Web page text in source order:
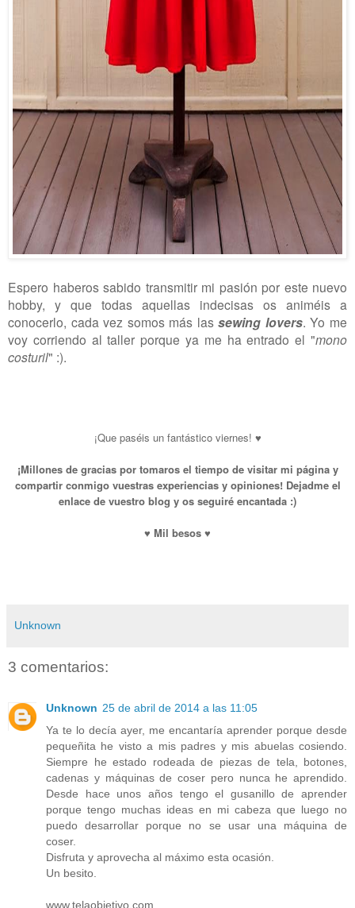
Espero haberos sabido transmitir mi pasión por este nuevo
hobby, y que todas aquellas indecisas os animéis a
conocerlo, cada vez somos más lassewing lovers. Yo me
voy corriendo al taller porque ya me ha entrado el "mono
costuril" :).
¡Que paséis un fantástico viernes! ♥
¡Millones de gracias por tomaros el tiempo de visitar mi página y
compartir conmigo vuestras experiencias y opiniones! Dejadme el
enlace de vuestro blog y os seguiré encantada :)
♥ Mil besos ♥
Unknown
3 comentarios:
Unknown 25 de abril de 2014 a las 11:05
Ya te lo decía ayer, me encantaría aprender porque desde
pequeñita he visto a mis padres y mis abuelas cosiendo.
Siempre he estado rodeada de piezas de tela, botones,
cadenas y máquinas de coser pero nunca he aprendido.
Desde hace unos años tengo el gusanillo de aprender
porque tengo muchas ideas en mi cabeza que luego no
puedo desarrollar porque no se usar una máquina de
coser.
Disfruta y aprovecha al máximo esta ocasión.
Un besito.
www.telaobjetivo.com